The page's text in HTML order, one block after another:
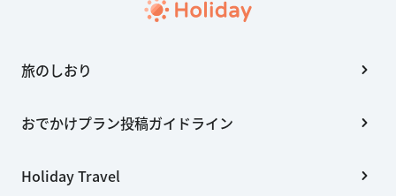
旅のしおり
おでかけプラン投稿ガイドライン
Holiday Travel